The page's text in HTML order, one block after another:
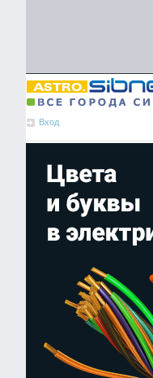
Вход